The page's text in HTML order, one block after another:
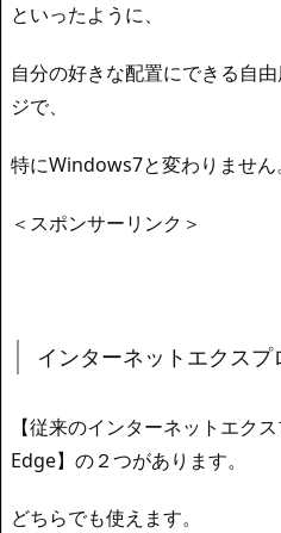
といったように、
自分の好きな配置にできる自
ジで、
特にWindows7と変わりません。
＜スポンサーリンク＞
インターネットエクスプ
【従来のインターネットエク
Edge】の２つがあります。
どちらでも使えます。